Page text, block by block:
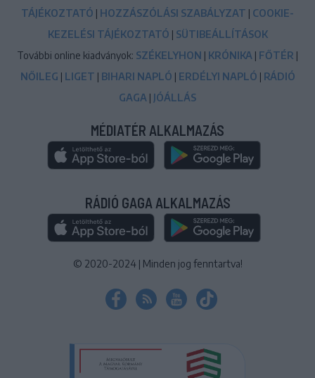
TÁJÉKOZTATÓ | HOZZÁSZÓLÁSI SZABÁLYZAT | COOKIE-
KEZELÉSI TÁJÉKOZTATÓ | SÜTIBEÁLLÍTÁSOK
További online kiadványok: SZÉKELYHON | KRÓNIKA | FŐTÉR |
NŐILEG | LIGET | BIHARI NAPLÓ | ERDÉLYI NAPLÓ | RÁDIÓ
GAGA | JÓÁLLÁS
MÉDIATÉR ALKALMAZÁS
RÁDIÓ GAGA ALKALMAZÁS
© 2020-2024 | Minden jog fenntartva!